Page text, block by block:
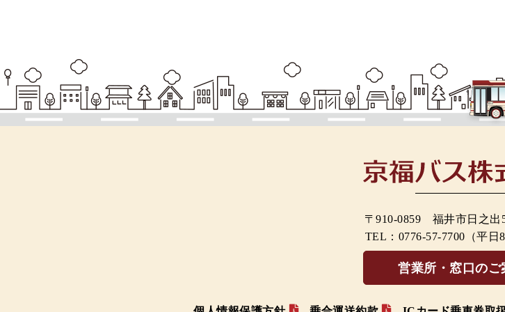
〒910-0859 福井市日之出
TEL： 0776-57-7700 （平日
営業所・窓口のご